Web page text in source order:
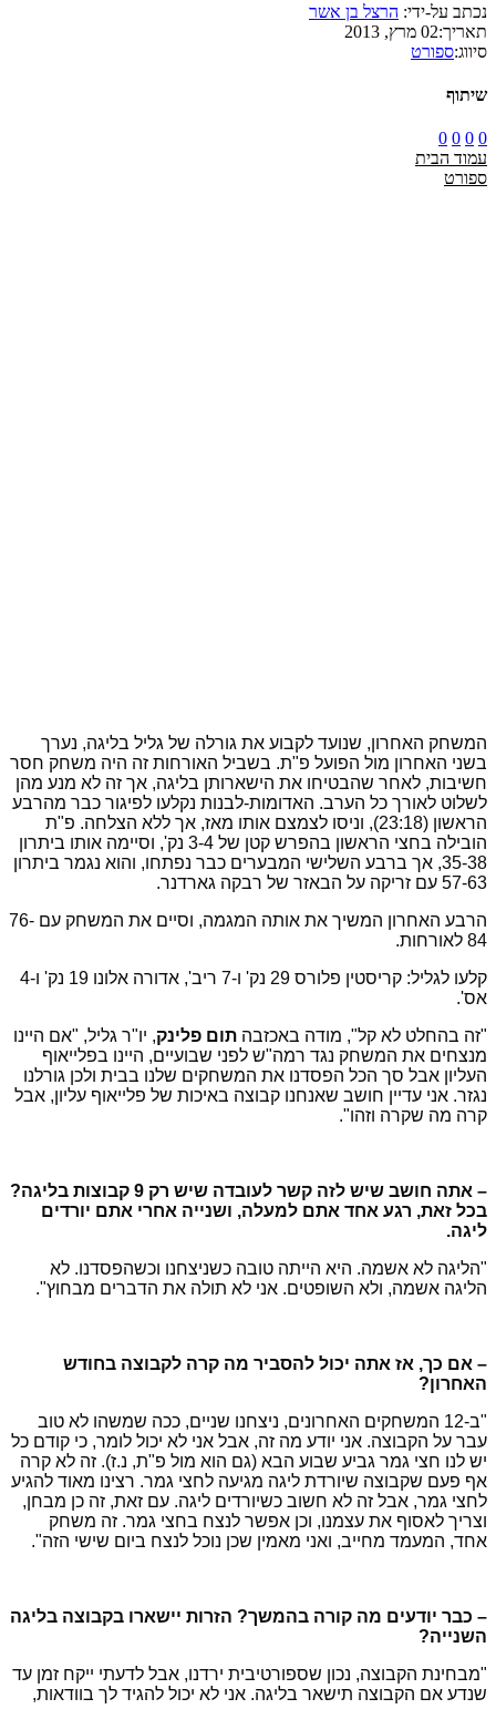
נכתב על-ידי: הרצל בן אשר
תאריך:02 מרץ, 2013
סיווג:ספורט
שיתוף
0
0
0
0
עמוד הבית
ספורט
המשחק האחרון, שנועד לקבוע את גורלה של גליל בליגה, נערך
בשני האחרון מול הפועל פ"ת. בשביל האורחות זה היה משחק חסר
חשיבות, לאחר שהבטיחו את הישארותן בליגה, אך זה לא מנע מהן
לשלוט לאורך כל הערב. האדומות-לבנות נקלעו לפיגור כבר מהרבע
הראשון (23:18), וניסו לצמצם אותו מאז, אך ללא הצלחה. פ"ת
הובילה בחצי הראשון בהפרש קטן של 3-4 נק', וסיימה אותו ביתרון
35-38, אך ברבע השלישי המבערים כבר נפתחו, והוא נגמר ביתרון
57-63 עם זריקה על הבאזר של רבקה גארדנר.
הרבע האחרון המשיך את אותה המגמה, וסיים את המשחק עם 76-
84 לאורחות.
קלעו לגליל: קריסטין פלורס 29 נק' ו-7 ריב', אדורה אלונו 19 נק' ו-4
אס'.
"זה בהחלט לא קל", מודה באכזבה תום פלינק, יו"ר גליל, "אם היינו
מנצחים את המשחק נגד רמה"ש לפני שבועיים, היינו בפלייאוף
העליון אבל סך הכל הפסדנו את המשחקים שלנו בבית ולכן גורלנו
נגזר. אני עדיין חושב שאנחנו קבוצה באיכות של פלייאוף עליון, אבל
קרה מה שקרה וזהו".
– אתה חושב שיש לזה קשר לעובדה שיש רק 9 קבוצות בליגה?
בכל זאת, רגע אחד אתם למעלה, ושנייה אחרי אתם יורדים
ליגה.
"הליגה לא אשמה. היא הייתה טובה כשניצחנו וכשהפסדנו. לא
הליגה אשמה, ולא השופטים. אני לא תולה את הדברים מבחוץ".
– אם כך, אז אתה יכול להסביר מה קרה לקבוצה בחודש
האחרון?
"ב-12 המשחקים האחרונים, ניצחנו שניים, ככה שמשהו לא טוב
עבר על הקבוצה. אני יודע מה זה, אבל אני לא יכול לומר, כי קודם כל
יש לנו חצי גמר גביע שבוע הבא (גם הוא מול פ"ת, נ.ז). זה לא קרה
אף פעם שקבוצה שיורדת ליגה מגיעה לחצי גמר. רצינו מאוד להגיע
לחצי גמר, אבל זה לא חשוב כשיורדים ליגה. עם זאת, זה כן מבחן,
וצריך לאסוף את עצמנו, וכן אפשר לנצח בחצי גמר. זה משחק
אחד, המעמד מחייב, ואני מאמין שכן נוכל לנצח ביום שישי הזה".
– כבר יודעים מה קורה בהמשך? הזרות יישארו בקבוצה בליגה
השנייה?
"מבחינת הקבוצה, נכון שספורטיבית ירדנו, אבל לדעתי ייקח זמן עד
שנדע אם הקבוצה תישאר בליגה. אני לא יכול להגיד לך בוודאות,